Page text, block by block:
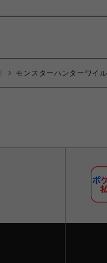
モンスターハンターワイ